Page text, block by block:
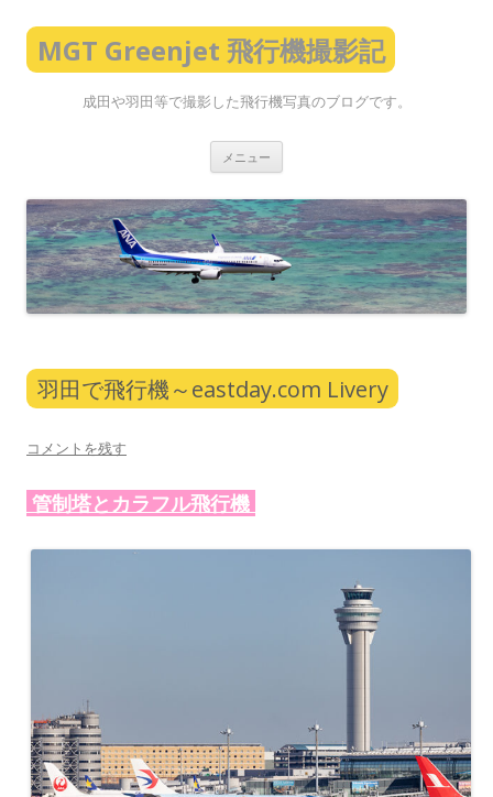
MGT Greenjet 飛行機撮影記
成田や羽田等で撮影した飛行機写真のブログです。
メニュー
ン
ツ
へ
ス
キ
ッ
プ
羽田で飛行機～eastday.com Livery
コメントを残す
管制塔とカラフル飛行機